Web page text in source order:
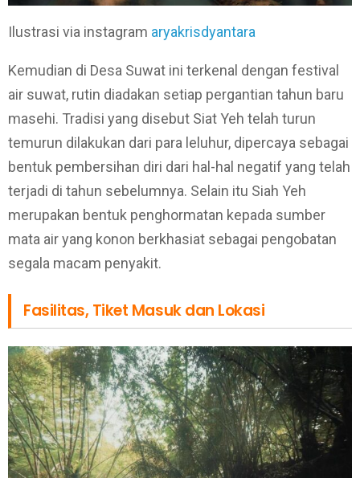
Ilustrasi via instagram aryakrisdyantara
Kemudian di Desa Suwat ini terkenal dengan festival
air suwat, rutin diadakan setiap pergantian tahun baru
masehi. Tradisi yang disebut Siat Yeh telah turun
temurun dilakukan dari para leluhur, dipercaya sebagai
bentuk pembersihan diri dari hal-hal negatif yang telah
terjadi di tahun sebelumnya. Selain itu Siah Yeh
merupakan bentuk penghormatan kepada sumber
mata air yang konon berkhasiat sebagai pengobatan
segala macam penyakit.
Fasilitas, Tiket Masuk dan Lokasi